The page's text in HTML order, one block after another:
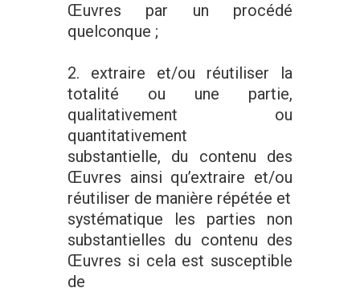
Œuvres par un procédé
quelconque ;
2. extraire et/ou réutiliser la
totalité ou une partie,
qualitativement ou
quantitativement
substantielle, du contenu des
Œuvres ainsi qu’extraire et/ou
réutiliser de manière répétée et
systématique les parties non
substantielles du contenu des
Œuvres si cela est susceptible
de